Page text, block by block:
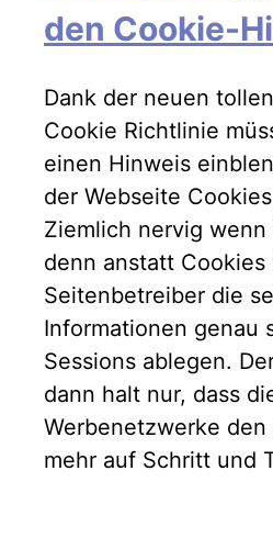
den Cookie-
Dank der neuen
Cookie Richtlinie
einen Hinweis
der Webseite
Ziemlich nervig
denn anstatt Cookies
Seitenbetreiber die
Informationen genau
Sessions ablegen.
dann halt nur, dass
Werbenetzwerke
mehr auf Schritt und